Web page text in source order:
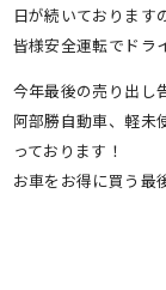
日が続いております
皆様安全運転でドラ
今年最後の売り出し
阿部勝自動車、軽未
っております！
お車をお得に買う最